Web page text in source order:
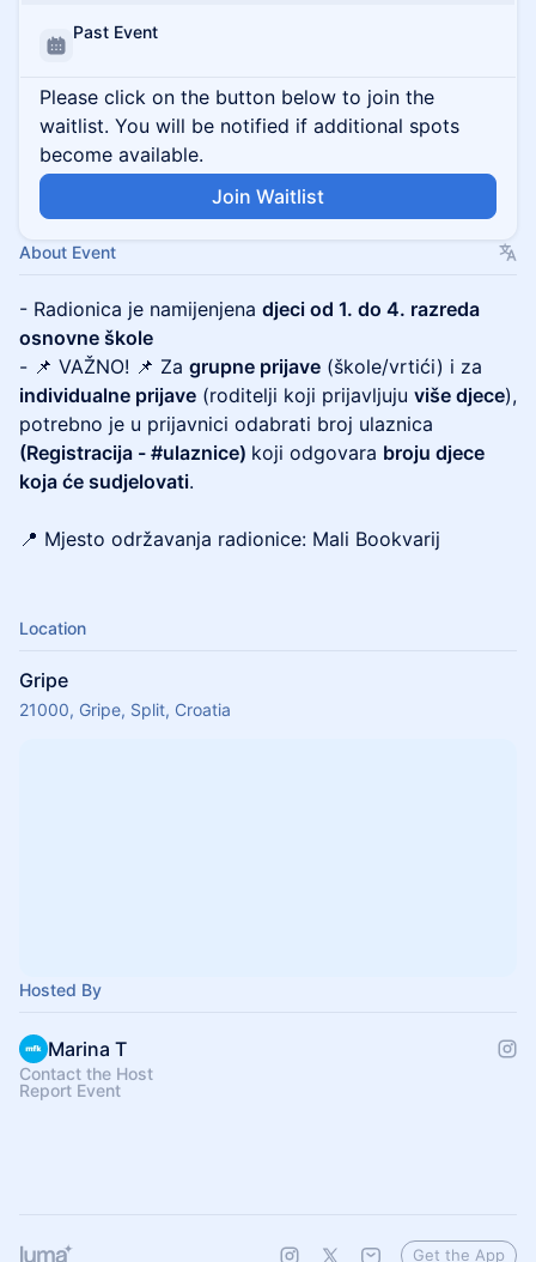
Past Event
Please click on the button below to join the
waitlist. You will be notified if additional spots
become available.
Join Waitlist
About Event
- Radionica je namijenjena djeci od 1. do 4. razreda
osnovne škole
- 📌 VAŽNO! 📌 Za grupne prijave (škole/vrtići) i za
individualne prijave (roditelji koji prijavljuju više djece),
potrebno je u prijavnici odabrati broj ulaznica
(Registracija - #ulaznice) koji odgovara broju djece
koja će sudjelovati.
📍 Mjesto održavanja radionice: Mali Bookvarij
Location
Gripe
21000, Gripe, Split, Croatia
Hosted By
Marina T
Contact the Host
Report Event
Get the App